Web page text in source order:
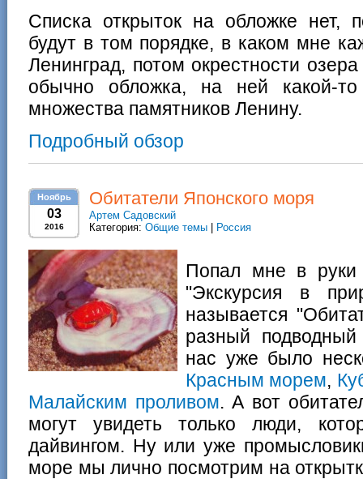
Списка открыток на обложке нет,
будут в том порядке, в каком мне
Ленинград, потом окрестности
обычно обложка, на ней какой-
множества памятников Ленину.
Подробный обзор
Ноябрь
03
2016
Обитатели Японского моря
Артем Садовский
Категория: Общие темы Россия
Попал мне в руки
"Экскурсия в
называется
разный
нас уже было
Красным морем,
Малайским проливом. А вот
могут увидеть только люди,
дайвингом. Ну или уже
море мы лично посмотрим на